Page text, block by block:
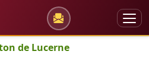
de Lucerne